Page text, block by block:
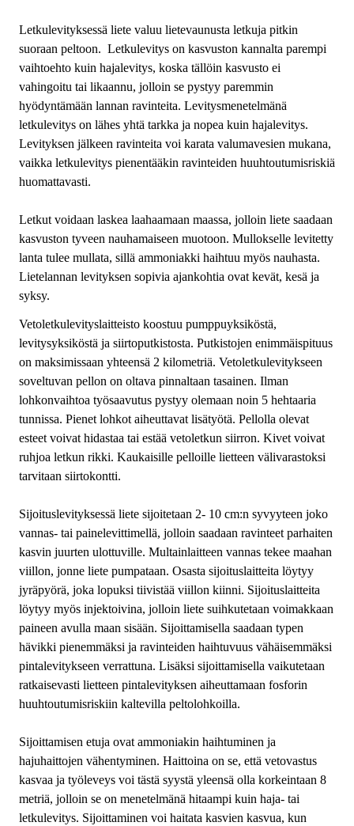
Letkulevityksessä liete valuu lietevaunusta letkuja pitkin
suoraan peltoon. Letkulevitys on kasvuston kannalta parempi
vaihtoehto kuin hajalevitys, koska tällöin kasvusto ei
vahingoitu tai likaannu, jolloin se pystyy paremmin
hyödyntämään lannan ravinteita. Levitysmenetelmänä
letkulevitys on lähes yhtä tarkka ja nopea kuin hajalevitys.
Levityksen jälkeen ravinteita voi karata valumavesien mukana,
vaikka letkulevitys pienentääkin ravinteiden huuhtoutumisriskiä
huomattavasti.
Letkut voidaan laskea laahaamaan maassa, jolloin liete saadaan
kasvuston tyveen nauhamaiseen muotoon. Mullokselle levitetty
lanta tulee mullata, sillä ammoniakki haihtuu myös nauhasta.
Lietelannan levityksen sopivia ajankohtia ovat kevät, kesä ja
syksy.
Vetoletkulevityslaitteisto koostuu pumppuyksiköstä,
levitysyksiköstä ja siirtoputkistosta. Putkistojen enimmäispituus
on maksimissaan yhteensä 2 kilometriä. Vetoletkulevitykseen
soveltuvan pellon on oltava pinnaltaan tasainen. Ilman
lohkonvaihtoa työsaavutus pystyy olemaan noin 5 hehtaaria
tunnissa. Pienet lohkot aiheuttavat lisätyötä. Pellolla olevat
esteet voivat hidastaa tai estää vetoletkun siirron. Kivet voivat
ruhjoa letkun rikki. Kaukaisille pelloille lietteen välivarastoksi
tarvitaan siirtokontti.
Sijoituslevityksessä liete sijoitetaan 2- 10 cm:n syvyyteen joko
vannas- tai painelevittimellä, jolloin saadaan ravinteet parhaiten
kasvin juurten ulottuville. Multainlaitteen vannas tekee maahan
viillon, jonne liete pumpataan. Osasta sijoituslaitteita löytyy
jyräpyörä, joka lopuksi tiivistää viillon kiinni. Sijoituslaitteita
löytyy myös injektoivina, jolloin liete suihkutetaan voimakkaan
paineen avulla maan sisään. Sijoittamisella saadaan typen
hävikki pienemmäksi ja ravinteiden haihtuvuus vähäisemmäksi
pintalevitykseen verrattuna. Lisäksi sijoittamisella vaikutetaan
ratkaisevasti lietteen pintalevityksen aiheuttamaan fosforin
huuhtoutumisriskiin kaltevilla peltolohkoilla.
Sijoittamisen etuja ovat ammoniakin haihtuminen ja
hajuhaittojen vähentyminen. Haittoina on se, että vetovastus
kasvaa ja työleveys voi tästä syystä yleensä olla korkeintaan 8
metriä, jolloin se on menetelmänä hitaampi kuin haja- tai
letkulevitys. Sijoittaminen voi haitata kasvien kasvua, kun